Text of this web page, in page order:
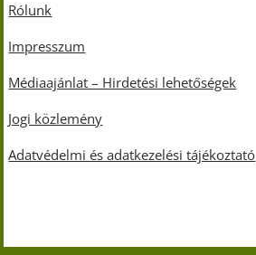
Rólunk
Impresszum
Médiaajánlat – Hirdetési lehetőségek
Jogi közlemény
Adatvédelmi és adatkezelési tájékoztató